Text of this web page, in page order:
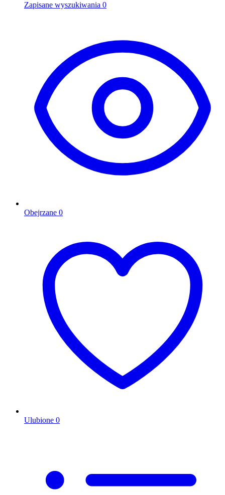
Zapisane wyszukiwania 0
Obejrzane 0
Ulubione 0